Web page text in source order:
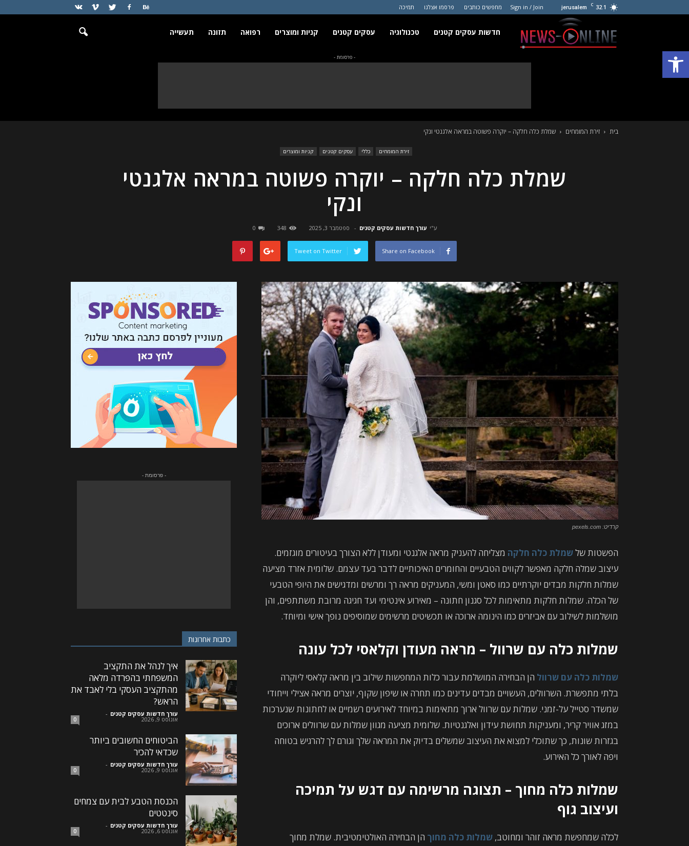
פתח סרגל נגישות
32.1
C
jerusalem
Sign in / Join מחפשים כותבים פרסמו אצלנו תמיכה
חדשות
חדשות עסקים קטנים טכנולוגיה עסקים קטנים קניות ומוצרים רפואה תזונה תעשייה
- פרסומת -
בית זירת המומחים שמלת כלה חלקה – יוקרה פשוטה במראה אלגנטי ונקי
זירת המומחים כללי עסקים קטנים קניות ומוצרים
שמלת כלה חלקה – יוקרה פשוטה במראה אלגנטי
ונקי
ע"י עורך חדשות עסקים קטנים - ספטמבר 3, 2025 348
0
Share on Facebook
Tweet on Twitter
קרדיט: pexels.com
הפשטות שלשמלת כלה חלקה מצליחה להעניק מראה אלגנטי ומעודן ללא הצורך בעיטורים מוגזמים.
עיצוב שמלה חלקה מאפשר לקווים הטבעיים והחומרים האיכותיים לדבר בעד עצמם. שלומית אזרד מציעה
שמלות חלקות מבדים יוקרתיים כמו סאטן ומשי, המעניקים מראה רך ומרשים ומדגישים את היופי הטבעי
של הכלה. שמלות חלקות מתאימות לכל סגנון חתונה – מאירוע אינטימי ועד חגיגה מרובת משתתפים, והן
מושלמות לשילוב עם אביזרים כמו הינומה ארוכה או תכשיטים מרשימים שמוסיפים נופך אישי ומיוחד.
שמלות כלה עם שרוול – מראה מעודן וקלאסי לכל עונה
שמלות כלה עם שרוול הן הבחירה המושלמת עבור כלות המחפשות שילוב בין מראה קלאסי ליוקרה
בלתי מתפשרת. השרוולים, העשויים מבדים עדינים כמו תחרה או שיפון שקוף, יוצרים מראה אצילי וייחודי
שמשדר סטייל על-זמני. שמלות עם שרוול ארוך מתאימות במיוחד לאירועים רשמיים או לחתונות שנערכות
במזג אוויר קריר, ומעניקות תחושת עידון ואלגנטיות. שלומית מציעה מגוון שמלות עם שרוולים ארוכים
בגזרות שונות, כך שתוכלי למצוא את העיצוב שמשלים בדיוק את המראה שלך וגורם לך להרגיש בטוחה
ויפה לאורך כל האירוע.
שמלות כלה מחוך – תצוגה מרשימה עם דגש על תמיכה
ועיצוב גוף
לכלה שמחפשת מראה זוהר ומחוטב, שמלות כלה מחוך הן הבחירה האולטימטיבית. שמלת מחוך
- פרסומת -
כתבות אחרונות
איך לנהל את התקציב
המשפחתי בהפרדה מלאה
מהתקציב העסקי בלי לאבד את
הראש?
עורך חדשות עסקים קטנים -
אוגוסט 9, 2026 0
הביטוחים החשובים ביותר
שכדאי להכיר
עורך חדשות עסקים קטנים -
אוגוסט 9, 2026 0
הכנסת הטבע לבית עם צמחים
סינטטים
עורך חדשות עסקים קטנים -
אוגוסט 6, 2026 0